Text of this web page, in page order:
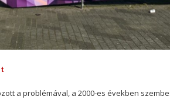
a problémával, a 2000-es években